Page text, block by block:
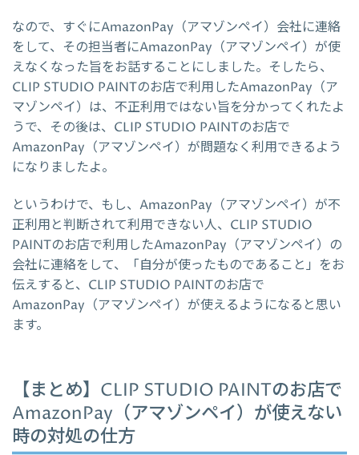
なので、すぐにAmazonPay（アマゾンペイ）会社に連絡
をして、その担当者にAmazonPay（アマゾンペイ）が使
えなくなった旨をお話することにしました。そしたら、
CLIP STUDIO PAINTのお店で利用したAmazonPay（ア
マゾンペイ）は、不正利用ではない旨を分かってくれたよ
うで、その後は、CLIP STUDIO PAINTのお店で
AmazonPay（アマゾンペイ）が問題なく利用できるよう
になりましたよ。
というわけで、もし、AmazonPay（アマゾンペイ）が不
正利用と判断されて利用できない人、CLIP STUDIO
PAINTのお店で利用したAmazonPay（アマゾンペイ）の
会社に連絡をして、「自分が使ったものであること」をお
伝えすると、CLIP STUDIO PAINTのお店で
AmazonPay（アマゾンペイ）が使えるようになると思い
ます。
【まとめ】CLIP STUDIO PAINTのお店で
AmazonPay（アマゾンペイ）が使えない
時の対処の仕方